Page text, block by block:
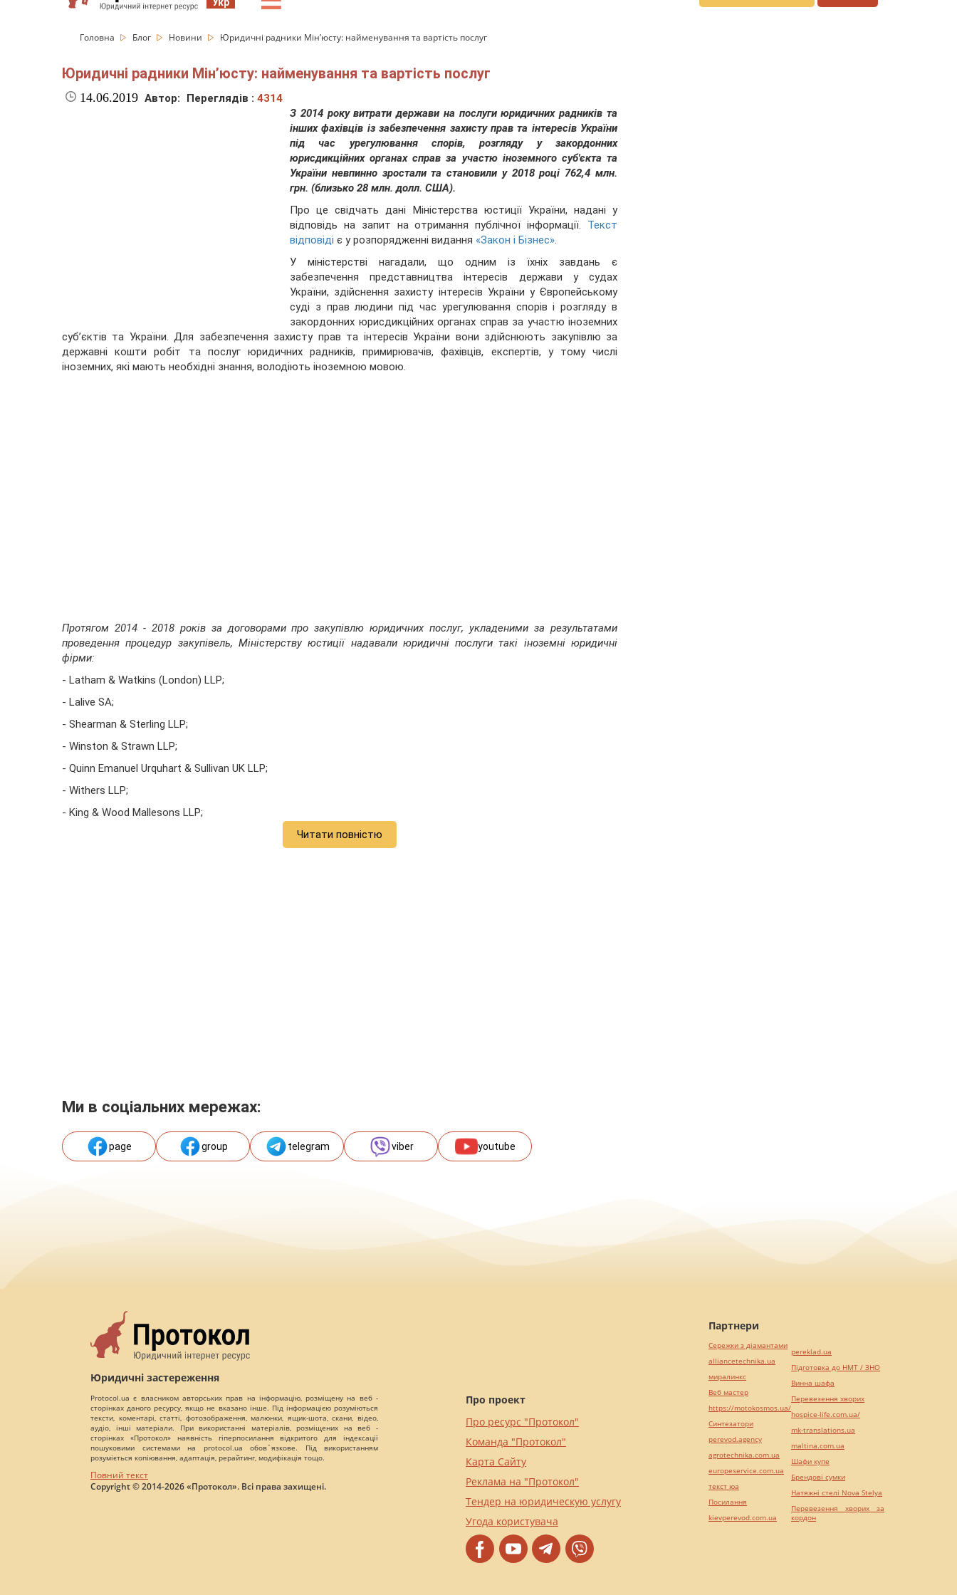
Головна Блог Новини Юридичні радники Мін’юсту: найменування та вартість послуг
Юридичні радники Мін’юсту: найменування та вартість послуг
14.06.2019 Автор: Переглядів : 4314
З 2014 року витрати держави на послуги юридичних радників та
інших фахівців із забезпечення захисту прав та інтересів України
під час урегулювання спорів, розгляду у закордонних
юрисдикційних органах справ за участю іноземного суб'єкта та
України невпинно зростали та становили у 2018 році 762,4 млн.
грн. (близько 28 млн. долл. США).
Про це свідчать дані Міністерства юстиції України, надані у
відповідь на запит на отримання публічної інформації. Текст
відповіді є у розпорядженні видання «Закон і Бізнес».
У міністерстві нагадали, що одним із їхніх завдань є
забезпечення представництва інтересів держави у судах
України, здійснення захисту інтересів України у Європейському
суді з прав людини під час урегулювання спорів і розгляду в
закордонних юрисдикційних органах справ за участю іноземних
суб’єктів та України. Для забезпечення захисту прав та інтересів України вони здійснюють закупівлю за
державні кошти робіт та послуг юридичних радників, примирювачів, фахівців, експертів, у тому числі
іноземних, які мають необхідні знання, володіють іноземною мовою.
Протягом 2014 - 2018 років за договорами про закупівлю юридичних послуг, укладеними за результатами
проведення процедур закупівель, Міністерству юстиції надавали юридичні послуги такі іноземні юридичні
фірми:
- Latham & Watkins (London) LLP;
- Lalive SA;
- Shearman & Sterling LLP;
- Winston & Strawn LLP;
- Quinn Emanuel Urquhart & Sullivan UK LLP;
- Withers LLP;
- King & Wood Mallesons LLP;
Читати повністю
Ми в соціальних мережах:
page group telegram viber youtube
Юридичні застереження
Protocol.ua є власником авторських прав на інформацію, розміщену на веб -
сторінках даного ресурсу, якщо не вказано інше. Під інформацією розуміються
тексти, коментарі, статті, фотозображення, малюнки, ящик-шота, скани, відео,
аудіо, інші матеріали. При використанні матеріалів, розміщених на веб -
сторінках «Протокол» наявність гіперпосилання відкритого для індексації
пошуковими системами на protocol.ua обов`язкове. Під використанням
розуміється копіювання, адаптація, рерайтинг, модифікація тощо.
Повний текст
Copyright © 2014-2026 «Протокол». Всі права захищені.
Про проект
Про ресурс "Протокол"
Команда "Протокол"
Карта Сайту
Реклама на "Протокол"
Тендер на юридическую услугу
Угода користувача
Партнери
Сережки з діамантами
alliancetechnika.ua
миралинкс
Веб мастер
https://motokosmos.ua/
Синтезатори
perevod.agency
agrotechnika.com.ua
europeservice.com.ua
текст юа
Посилання
kievperevod.com.ua
pereklad.ua
Підготовка до НМТ / ЗНО
Винна шафа
Перевезення хворих
hospice-life.com.ua/
mk-translations.ua
maltina.com.ua
Шафи купе
Брендові сумки
Натяжні стелі Nova Stelya
Перевезення хворих за
кордон